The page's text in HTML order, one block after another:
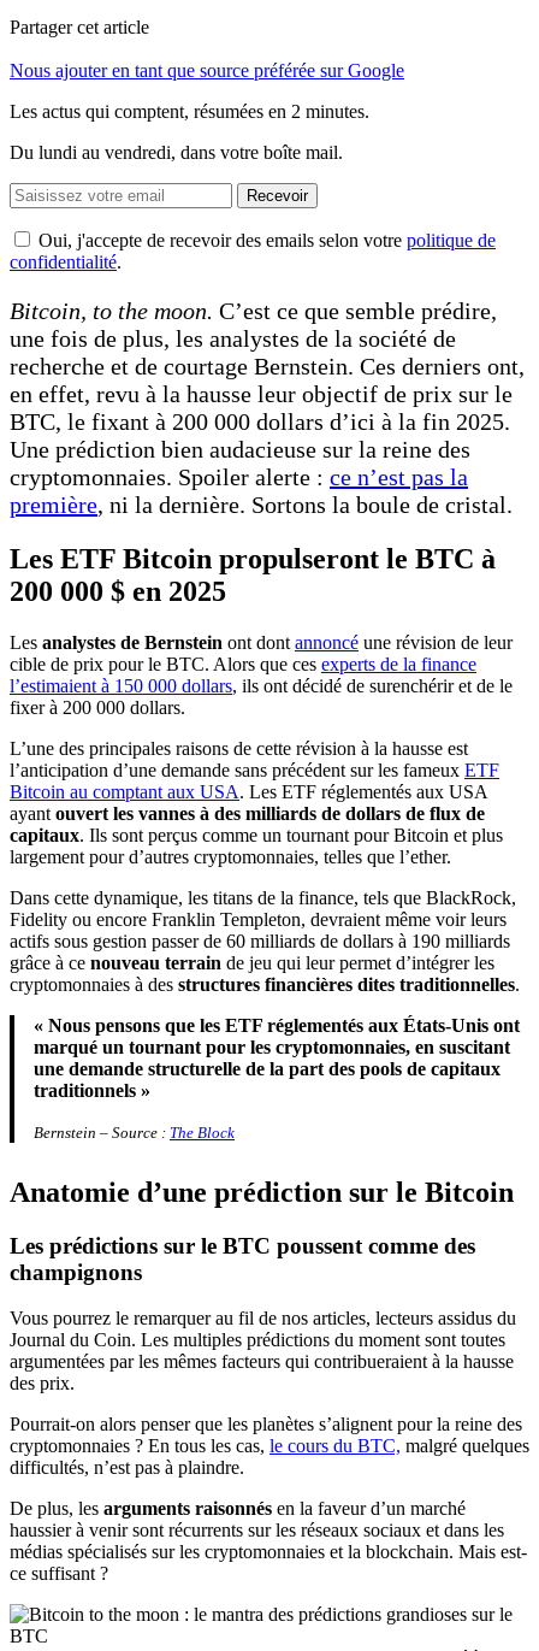
Partager cet article
Nous ajouter en tant que source préférée sur Google
Les actus qui comptent, résumées en 2 minutes.
Du lundi au vendredi, dans votre boîte mail.
Recevoir
Oui, j'accepte de recevoir des emails selon votre politique de
confidentialité.
Bitcoin, to the moon. C’est ce que semble prédire,
une fois de plus, les analystes de la société de
recherche et de courtage Bernstein. Ces derniers ont,
en effet, revu à la hausse leur objectif de prix sur le
BTC, le fixant à 200 000 dollars d’ici à la fin 2025.
Une prédiction bien audacieuse sur la reine des
cryptomonnaies. Spoiler alerte : ce n’est pas la
première, ni la dernière. Sortons la boule de cristal.
Les ETF Bitcoin propulseront le BTC à
200 000 $ en 2025
Les analystes de Bernstein ont dont annoncé une révision de leur
cible de prix pour le BTC. Alors que ces experts de la finance
l’estimaient à 150 000 dollars, ils ont décidé de surenchérir et de le
fixer à 200 000 dollars.
L’une des principales raisons de cette révision à la hausse est
l’anticipation d’une demande sans précédent sur les fameux ETF
Bitcoin au comptant aux USA. Les ETF réglementés aux USA
ayant ouvert les vannes à des milliards de dollars de flux de
capitaux. Ils sont perçus comme un tournant pour Bitcoin et plus
largement pour d’autres cryptomonnaies, telles que l’ether.
Dans cette dynamique, les titans de la finance, tels que BlackRock,
Fidelity ou encore Franklin Templeton, devraient même voir leurs
actifs sous gestion passer de 60 milliards de dollars à 190 milliards
grâce à ce nouveau terrain de jeu qui leur permet d’intégrer les
cryptomonnaies à des structures financières dites traditionnelles.
« Nous pensons que les ETF réglementés aux États-Unis ont
marqué un tournant pour les cryptomonnaies, en suscitant
une demande structurelle de la part des pools de capitaux
traditionnels »
Bernstein – Source : The Block
Anatomie d’une prédiction sur le Bitcoin
Les prédictions sur le BTC poussent comme des
champignons
Vous pourrez le remarquer au fil de nos articles, lecteurs assidus du
Journal du Coin. Les multiples prédictions du moment sont toutes
argumentées par les mêmes facteurs qui contribueraient à la hausse
des prix.
Pourrait-on alors penser que les planètes s’alignent pour la reine des
cryptomonnaies ? En tous les cas, le cours du BTC, malgré quelques
difficultés, n’est pas à plaindre.
De plus, les arguments raisonnés en la faveur d’un marché
haussier à venir sont récurrents sur les réseaux sociaux et dans les
médias spécialisés sur les cryptomonnaies et la blockchain. Mais est-
ce suffisant ?